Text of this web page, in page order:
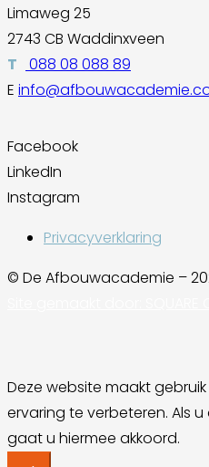
Limaweg 25
2743 CB Waddinxveen
T
088 08 088 89
E
Facebook
LinkedIn
Instagram
Privacyverklaring
© De Afbouwacademie –
Deze website maakt
ervaring te verbeteren. Als
gaat u hiermee akkoord.